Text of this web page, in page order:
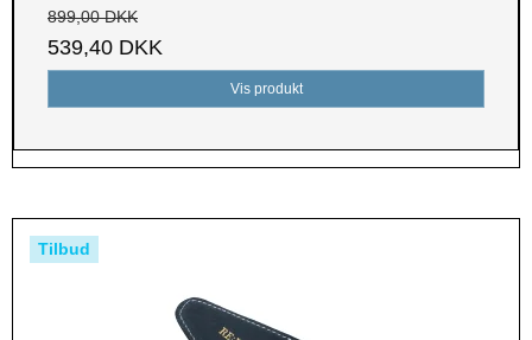
899,00 DKK
539,40 DKK
Vis produkt
Tilbud